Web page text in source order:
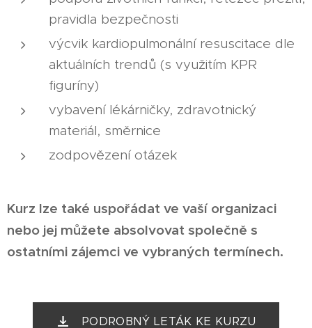
pravidla bezpečnosti
výcvik kardiopulmonální resuscitace dle
aktuálních trendů (s využitím KPR
figuríny)
vybavení lékárničky, zdravotnický
materiál, směrnice
zodpovězení otázek
Kurz lze také uspořádat ve vaší organizaci
nebo jej můžete absolvovat společně s
ostatními zájemci ve vybraných termínech.
PODROBNÝ LETÁK KE KURZU